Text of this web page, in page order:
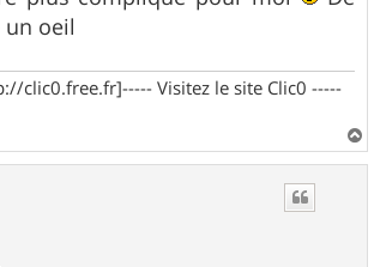
un oeil
clic0.free.fr]----- Visitez le site Clic0 -----
a